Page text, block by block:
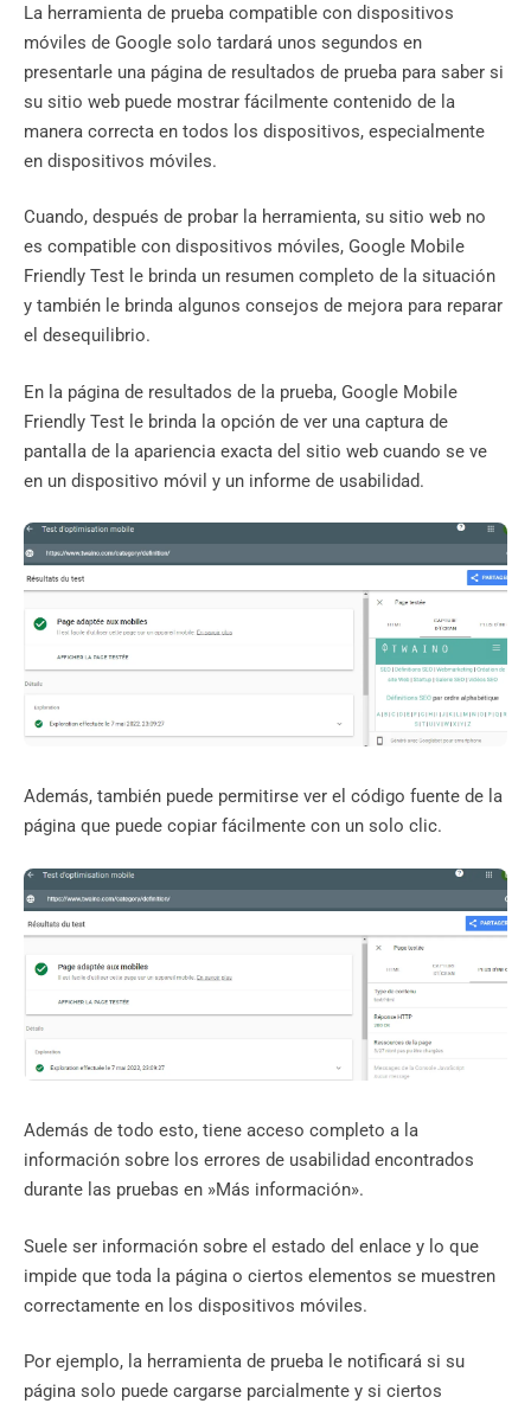
La herramienta de prueba compatible con dispositivos
móviles de Google solo tardará unos segundos en
presentarle una página de resultados de prueba para saber si
su sitio web puede mostrar fácilmente contenido de la
manera correcta en todos los dispositivos, especialmente
en dispositivos móviles.
Cuando, después de probar la herramienta, su sitio web no
es compatible con dispositivos móviles, Google Mobile
Friendly Test le brinda un resumen completo de la situación
y también le brinda algunos consejos de mejora para reparar
el desequilibrio.
En la página de resultados de la prueba, Google Mobile
Friendly Test le brinda la opción de ver una captura de
pantalla de la apariencia exacta del sitio web cuando se ve
en un dispositivo móvil y un informe de usabilidad.
Además, también puede permitirse ver el código fuente de la
página que puede copiar fácilmente con un solo clic.
Además de todo esto, tiene acceso completo a la
información sobre los errores de usabilidad encontrados
durante las pruebas en »Más información».
Suele ser información sobre el estado del enlace y lo que
impide que toda la página o ciertos elementos se muestren
correctamente en los dispositivos móviles.
Por ejemplo, la herramienta de prueba le notificará si su
página solo puede cargarse parcialmente y si ciertos